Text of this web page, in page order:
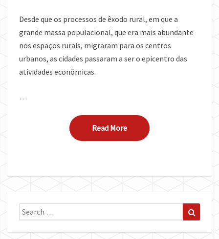
Desde que os processos de êxodo rural, em que a
grande massa populacional, que era mais abundante
nos espaços rurais, migraram para os centros
urbanos, as cidades passaram a ser o epicentro das
atividades econômicas.
…
Read MoreRead More
Search
for: